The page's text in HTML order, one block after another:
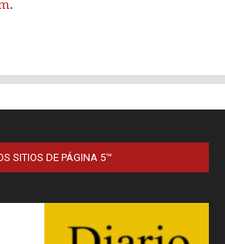
SITIOS DE PÁGINA 5™